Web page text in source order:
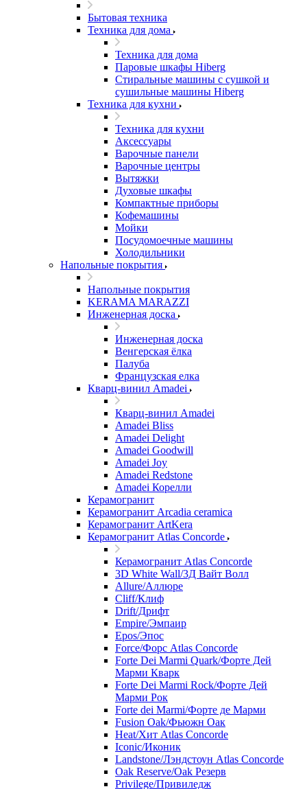
Бытовая техника
Техника для дома
Техника для дома
Паровые шкафы Hiberg
Стиральные машины с сушкой и
сушильные машины Hiberg
Техника для кухни
Техника для кухни
Аксессуары
Варочные панели
Варочные центры
Вытяжки
Духовые шкафы
Компактные приборы
Кофемашины
Мойки
Посудомоечные машины
Холодильники
Напольные покрытия
Напольные покрытия
KERAMA MARAZZI
Инженерная доска
Инженерная доска
Венгерская ёлка
Палуба
Французская елка
Кварц-винил Amadei
Кварц-винил Amadei
Amadei Bliss
Amadei Delight
Amadei Goodwill
Amadei Joy
Amadei Redstone
Amadei Корелли
Керамогранит
Керамогранит Arcadia ceramica
Керамогранит ArtKera
Керамогранит Atlas Concorde
Керамогранит Atlas Concorde
3D White Wall/3Д Вайт Волл
Allure/Аллюрe
Cliff/Клиф
Drift/Дрифт
Empire/Эмпаир
Epos/Эпос
Force/Фoрс Atlas Concorde
Forte Dei Marmi Quark/Форте Дей
Марми Кварк
Forte Dei Marmi Rock/Форте Дей
Марми Рок
Forte dei Marmi/Форте де Марми
Fusion Oak/Фьюжн Оак
Heat/Xит Atlas Concorde
Iconic/Иконик
Landstone/Лэндстоун Atlas Concorde
Oak Reserve/Оak Резepв
Privilege/Привиледж